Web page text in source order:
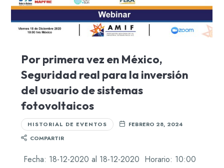
Por primera vez en México,
Seguridad real para la inversión
del usuario de sistemas
fotovoltaicos
HISTORIAL DE EVENTOS
FEBRERO 28, 2024
COMPARTIR
Fecha: 18-12-2020 al 18-12-2020 Horario: 10:00